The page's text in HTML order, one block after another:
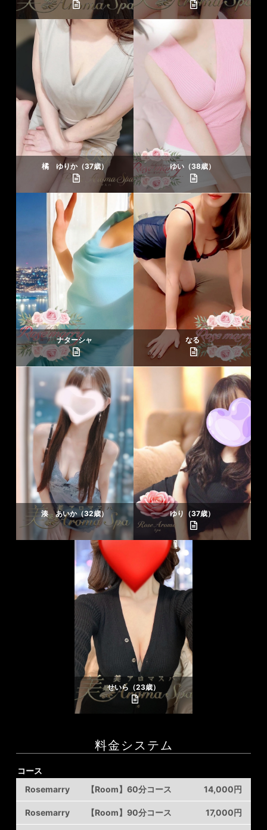
橘 ゆりか（37歳） ゆい（38歳）
ナターシャ なる
湊 あいか（32歳） ゆり（37歳）
せいら（23歳）
料金システム
コース
Rosemarry 【Room】60分コース
14,000円
Rosemarry 【Room】90分コース 17,000円